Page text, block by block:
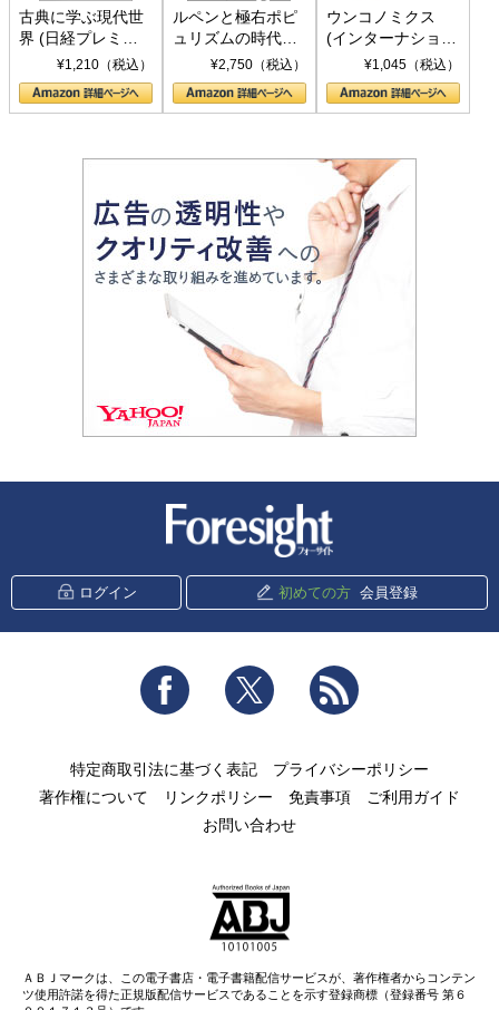
古典に学ぶ現代世
界 (日経プレミア
シリーズ)¥1,210（税込）
ルペンと極右ポピ
ュリズムの時代：
〈ヤヌス〉の二つ
の顔
¥2,750（税込）
ウンコノミクス
(インターナショナ
ル新書)¥1,045（税込）
ログイン 初めての方 会員登録
Facebook Twitter
特定商取引法に基づく表記
プライバシーポリシー
著作権について
リンクポリシー 免責事項
ご利用ガイド
お問い合わせ
ＡＢＪマークは、この電子書店・電子書籍配信サービスが、著作権者からコンテン
ツ使用許諾を得た正規版配信サービスであることを示す登録商標（登録番号 第６